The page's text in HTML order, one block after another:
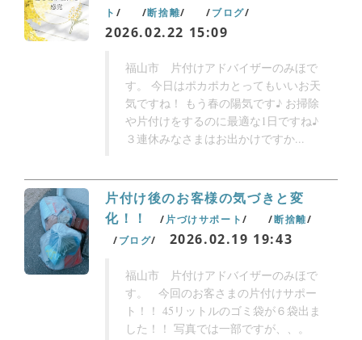
ト
断捨離 ブログ
2026.02.22 15:09
福山市 片付けアドバイザーのみほで
す。 今日はポカポカとってもいいお天
気ですね！ もう春の陽気です♪ お掃除
や片付けをするのに最適な1日ですね♪
３連休みなさまはお出かけですか...
片付け後のお客様の気づきと変
化！！
片づけサポート
断捨離
ブログ
2026.02.19 19:43
福山市 片付けアドバイザーのみほで
す。 今回のお客さまの片付けサポー
ト！！ 45リットルのゴミ袋が６袋出ま
した！！ 写真では一部ですが、、。